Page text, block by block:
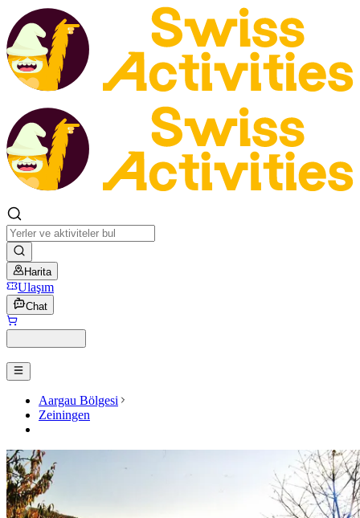
Harita
Ulaşım
Chat
Aargau Bölgesi
Zeiningen